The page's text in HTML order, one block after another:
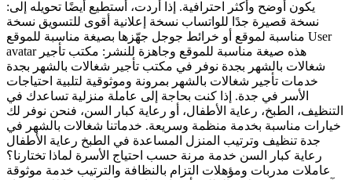
يكون أوضح وأكثر احترافية. إذا أردت، أستطيع أيضًا تحويله إلى:
نسخة قصيرة جدًا للواتساب نسخة إعلانية أقوى للتسويق نسخة
مناسبة لموقع أو خرائط جوجل جهّزها بصيغة مناسبة للموقع User
avatar هذه صيغة مناسبة للموقع وجاهزة للنشر: مكتب تأجير
شغالات بالشهر بجدة نوفر في مكتب تأجير شغالات بالشهر بجدة
خدمات تأجير شغالات بالشهر بمرونة وموثوقية لتلبية احتياجات
الأسر في جدة. إذا كنت بحاجة إلى عاملة منزلية تساعدك في
التنظيف، الطبخ، رعاية الأطفال، أو رعاية كبار السن، فنحن نوفر لك
خيارات مناسبة بخدمة منظمة وسريعة. خدماتنا شغالات بالشهر في
جدة تنظيف وترتيب المنزل المساعدة في الطبخ رعاية الأطفال
رعاية كبار السن خدمة مرنة حسب احتياج الأسرة لماذا تختارنا؟
عاملات مدربات ومؤهلات التزام بالنظافة والترتيب خدمة موثوقة